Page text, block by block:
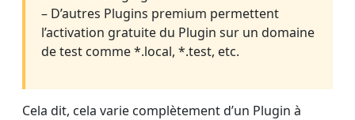
– D’autres Plugins premium permettent
l’activation gratuite du Plugin sur un domaine
de test comme *.local, *.test, etc.
Cela dit, cela varie complètement d’un Plugin à